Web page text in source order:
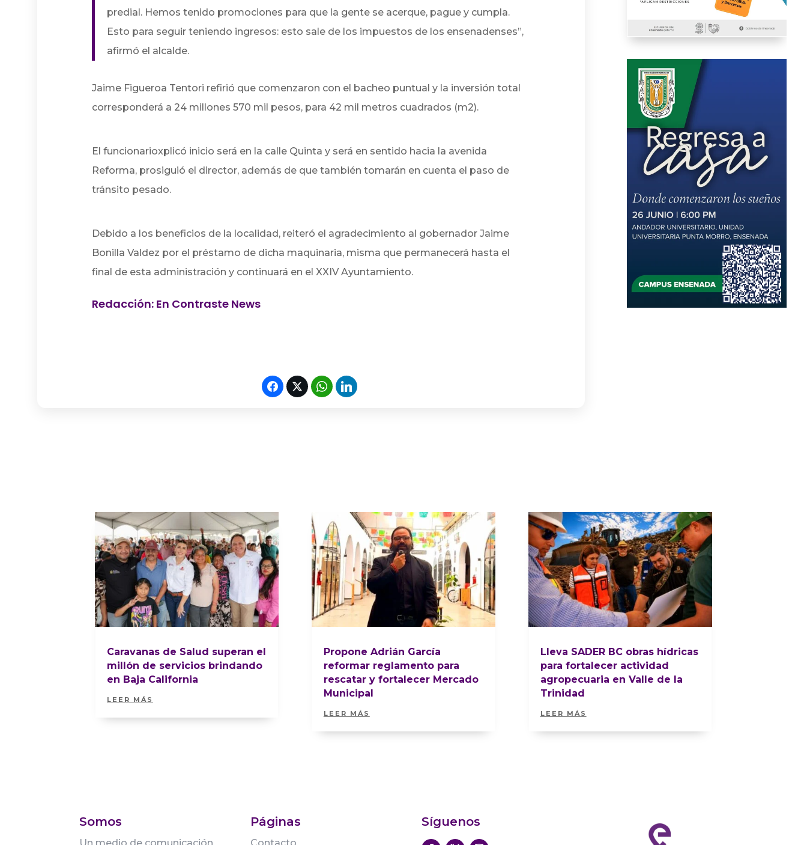
predial. Hemos tenido promociones para que la gente se acerque, pague y cumpla.
Esto para seguir teniendo ingresos: esto sale de los impuestos de los ensenadenses”,
afirmó el alcalde.
Jaime Figueroa Tentori refirió que comenzaron con el bacheo puntual y la inversión total
corresponderá a 24 millones 570 mil pesos, para 42 mil metros cuadrados (m2).
El funcionarioxplicó inicio será en la calle Quinta y será en sentido hacia la avenida
Reforma, prosiguió el director, además de que también tomarán en cuenta el paso de
tránsito pesado.
Debido a los beneficios de la localidad, reiteró el agradecimiento al gobernador Jaime
Bonilla Valdez por el préstamo de dicha maquinaria, misma que permanecerá hasta el
final de esta administración y continuará en el XXIV Ayuntamiento.
Redacción: En Contraste News
Caravanas de Salud superan el
millón de servicios brindando
en Baja California
LEER MÁS
Propone Adrián García
reformar reglamento para
rescatar y fortalecer Mercado
Municipal
LEER MÁS
Lleva SADER BC obras hídricas
para fortalecer actividad
agropecuaria en Valle de la
Trinidad
LEER MÁS
Somos Páginas Síguenos